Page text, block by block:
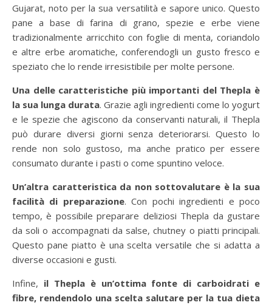
Gujarat, noto per la sua versatilità e sapore unico. Questo
pane a base di farina di grano, spezie e erbe viene
tradizionalmente arricchito con foglie di menta, coriandolo
e altre erbe aromatiche, conferendogli un gusto fresco e
speziato che lo rende irresistibile per molte persone.
Una delle caratteristiche più importanti del Thepla è
la sua lunga durata. Grazie agli ingredienti come lo yogurt
e le spezie che agiscono da conservanti naturali, il Thepla
può durare diversi giorni senza deteriorarsi. Questo lo
rende non solo gustoso, ma anche pratico per essere
consumato durante i pasti o come spuntino veloce.
Un’altra caratteristica da non sottovalutare è la sua
facilità di preparazione. Con pochi ingredienti e poco
tempo, è possibile preparare deliziosi Thepla da gustare
da soli o accompagnati da salse, chutney o piatti principali.
Questo pane piatto è una scelta versatile che si adatta a
diverse occasioni e gusti.
Infine, il Thepla è un’ottima fonte di carboidrati e
fibre, rendendolo una scelta salutare per la tua dieta